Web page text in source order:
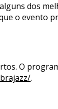
dos
o evento
O
.